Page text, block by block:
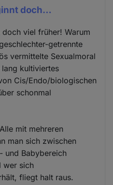
doch…
viel früher! Warum
getrennte
vermittelte Sexualmoral
kultiviertes
Cis/Endo/biologischen
schonmal
mit mehreren
man sich zwischen
und Babybereich
wer sich
fliegt halt raus.